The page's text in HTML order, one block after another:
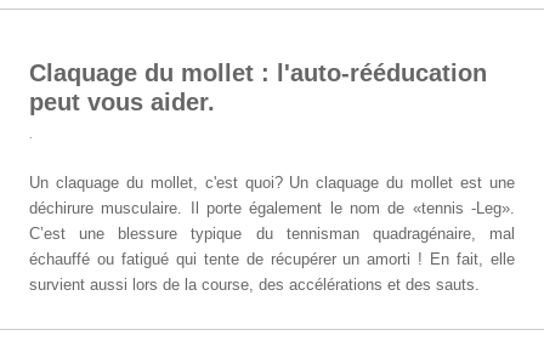
Claquage du mollet : l'auto-rééducation
peut vous aider.
.
Un claquage du mollet, c'est quoi? Un claquage du mollet est une
déchirure musculaire. Il porte également le nom de «tennis -Leg».
C’est une blessure typique du tennisman quadragénaire, mal
échauffé ou fatigué qui tente de récupérer un amorti ! En fait, elle
survient aussi lors de la course, des accélérations et des sauts.